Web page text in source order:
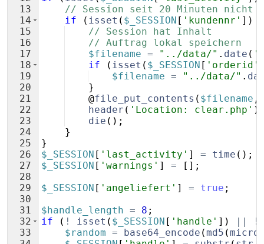
13
14
15
16
17
18
19
20
21
22
23
24
25
26
27
28
29
30
31
32
33
// Session seit 20 Minuten nicht
if
( isset ( $_SESSION [ 'kundennr' ])
// Session hat Inhalt
// Auftrag lokal speichern
$filename = "../data/" . date (
if
( isset ( $_SESSION [ 'orderid'
$filename = "../data/" .
}
    @
file_put_contents ( $filename ,
header ( 'Location: clear.php' )
die ( ) ;
}
}
$_SESSION [ 'last_activity' ] = time ( ) ;
$_SESSION [ 'warnings' ] = [ ] ;
$_SESSION [ 'angeliefert' ] = true ;
$handle_length = 8 ;
if
( ! isset ( $_SESSION [ 'handle' ]) || !
$random = base64_encode (md5 (